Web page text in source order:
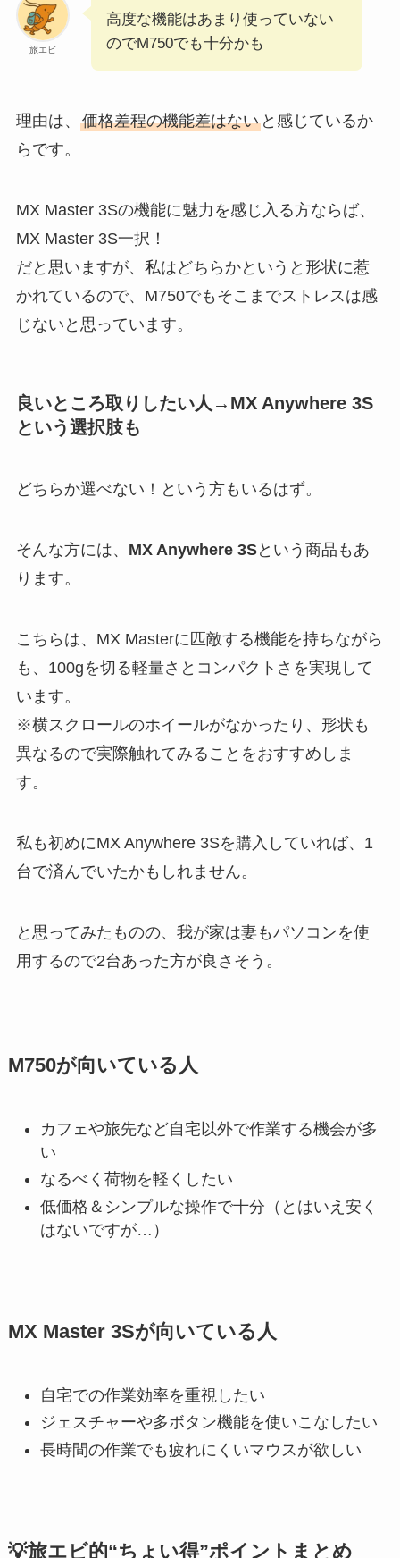
旅エビ
高度な機能はあまり使っていない
のでM750でも十分かも
理由は、 価格差程の機能差はないと感じているか
らです。
MX Master 3Sの機能に魅力を感じ入る方ならば、
MX Master 3S一択！
だと思いますが、私はどちらかというと形状に惹
かれているので、M750でもそこまでストレスは感
じないと思っています。
良いところ取りしたい人→MX Anywhere 3S
という選択肢も
どちらか選べない！という方もいるはず。
そんな方には、 MX Anywhere 3Sという商品もあ
ります。
こちらは、MX Masterに匹敵する機能を持ちながら
も、100gを切る軽量さとコンパクトさを実現して
います。
※横スクロールのホイールがなかったり、形状も
異なるので実際触れてみることをおすすめしま
す。
私も初めにMX Anywhere 3Sを購入していれば、1
台で済んでいたかもしれません。
と思ってみたものの、我が家は妻もパソコンを使
用するので2台あった方が良さそう。
M750が向いている人
カフェや旅先など自宅以外で作業する機会が多
い
なるべく荷物を軽くしたい
低価格＆シンプルな操作で十分（とはいえ安く
はないですが…）
MX Master 3Sが向いている人
自宅での作業効率を重視したい
ジェスチャーや多ボタン機能を使いこなしたい
長時間の作業でも疲れにくいマウスが欲しい
💡旅エビ的“ちょい得”ポイントまとめ